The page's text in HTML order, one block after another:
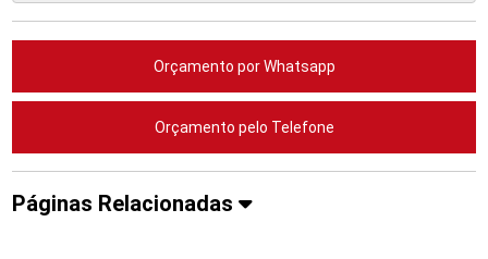
Orçamento por Whatsapp
Orçamento pelo Telefone
Páginas Relacionadas